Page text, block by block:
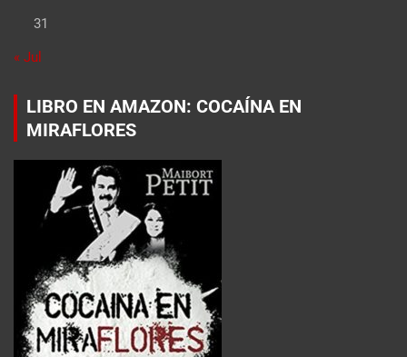
31
« Jul
LIBRO EN AMAZON: COCAÍNA EN
MIRAFLORES